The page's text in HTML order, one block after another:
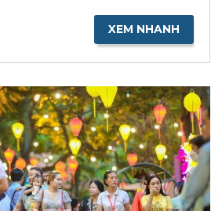
XEM NHANH